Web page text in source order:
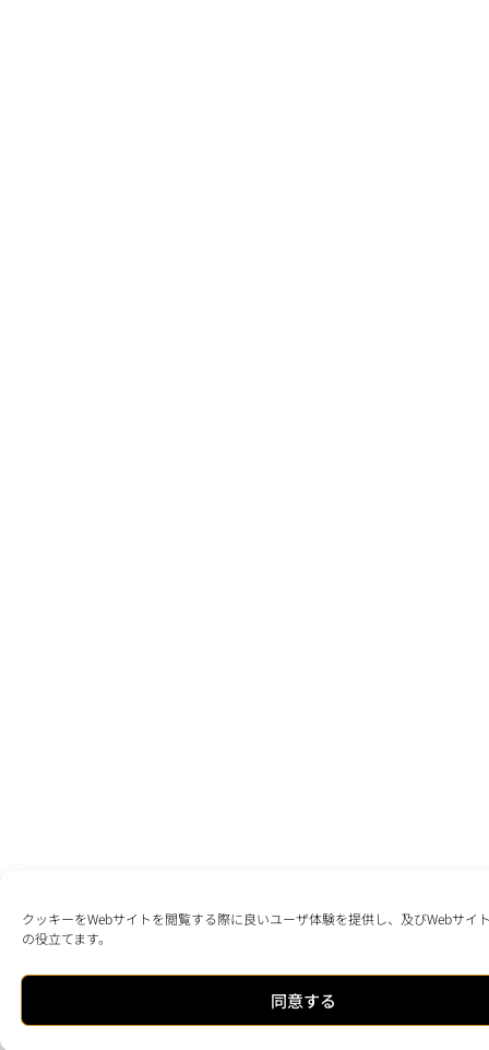
クッキーをWebサイトを閲覧する際に良いユーザ体験を提供し、及びWebサイ
の役立てます。
同意する